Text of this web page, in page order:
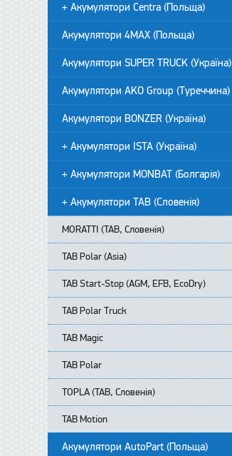
+ Акумулятори Centra (Польща)
Акумулятори 4MAX (Польща)
Акумулятори SUPER TRUCK (Україна)
Акумулятори AKO Group (Туреччина)
Акумулятори BONZER (Україна)
+ Акумулятори ISTA (Україна)
+ Акумулятори MONBAT (Болгарія)
+ Акумулятори TAB (Словенія)
MORATTI (TAB, Словенія)
TAB Polar (Asia)
TAB Start-Stop (AGM, EFB, EcoDry)
TAB Polar Truck
TAB Magic
TAB Polar
TOPLA (TAB, Словенія)
TAB Motion
Акумулятори AutoPart (Польща)